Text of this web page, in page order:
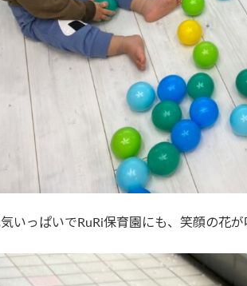
いっぱいでRuRi保育園にも、笑顔の花